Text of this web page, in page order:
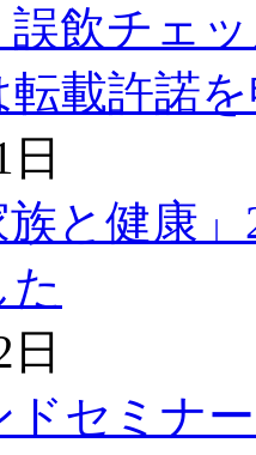
誤飲チェ
載許諾
と健康
ドセミナ